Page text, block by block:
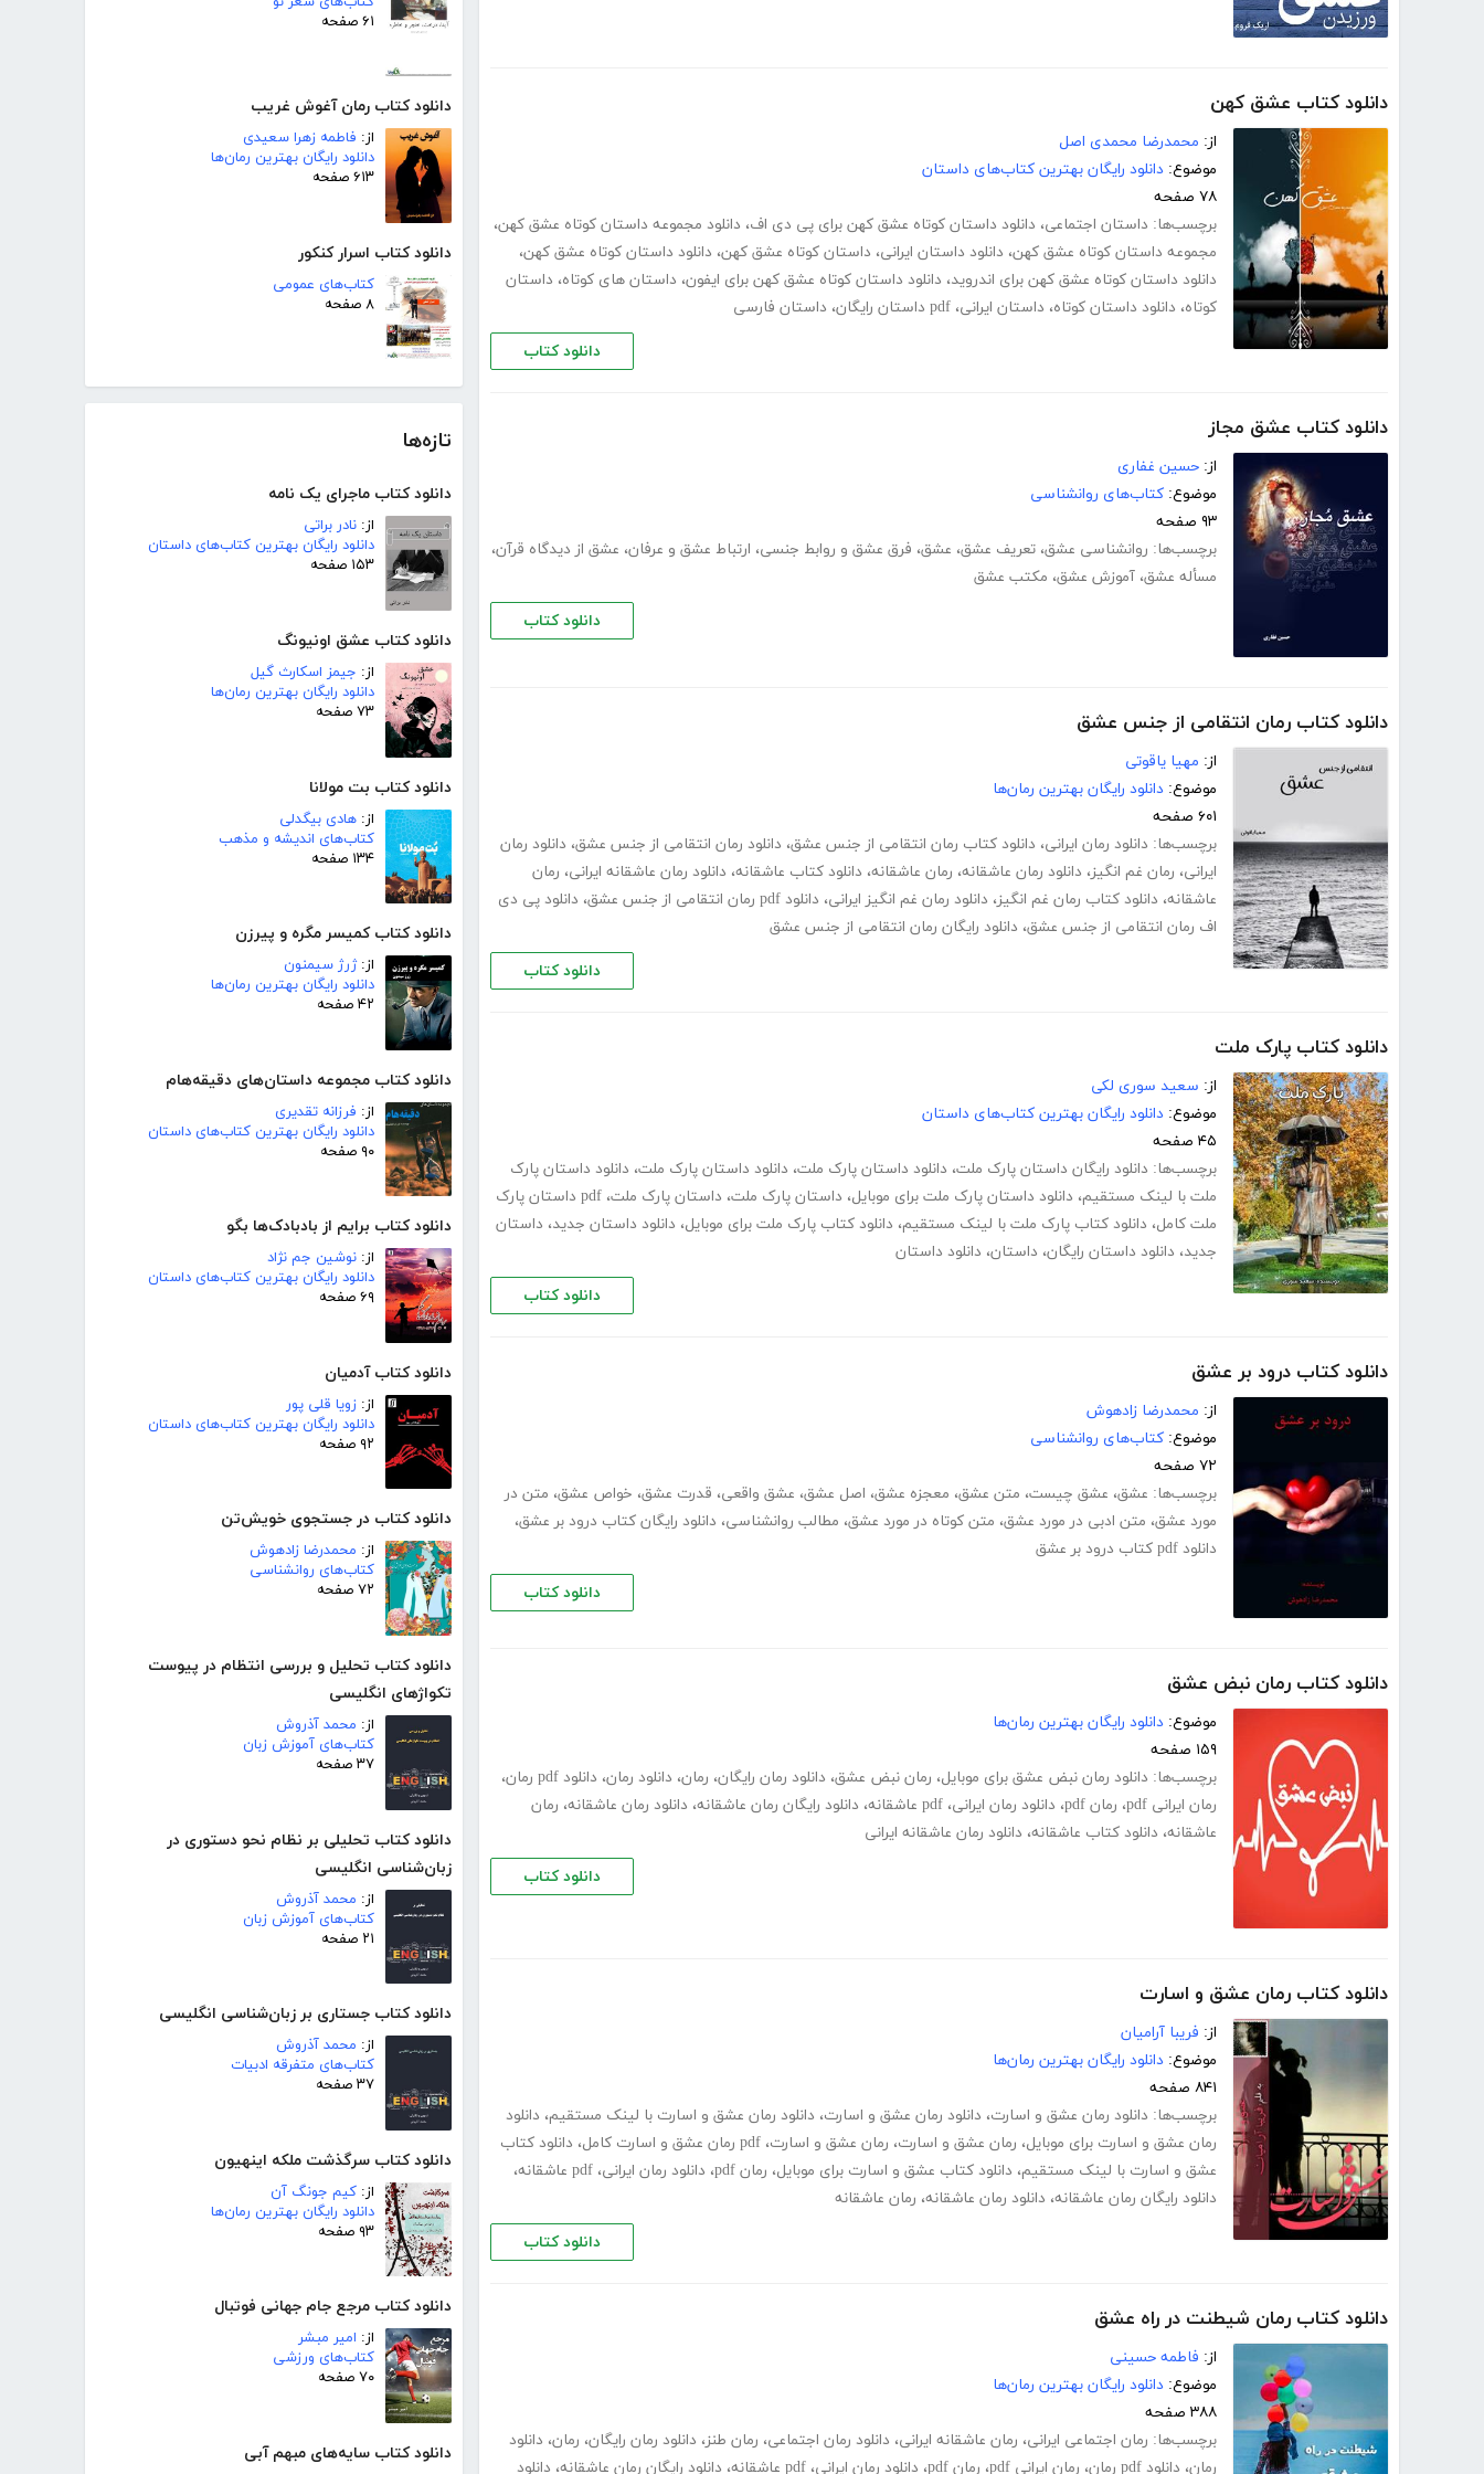
۶۱ صفحه
دانلود کتاب رمان آغوش غریب
از: فاطمه زهرا سعیدی
دانلود رایگان بهترین رمان‌ها
۶۱۳ صفحه
دانلود کتاب اسرار کنکور
کتاب‌های عمومی
۸ صفحه
تازه‌ها
دانلود کتاب ماجرای یک نامه
از: نادر براتی
دانلود رایگان بهترین کتاب‌های داستان
۱۵۳ صفحه
دانلود کتاب عشق اونیونگ
از: جیمز اسکارث گیل
دانلود رایگان بهترین رمان‌ها
۷۳ صفحه
دانلود کتاب بت مولانا
از: هادی بیگدلی
کتاب‌های اندیشه و مذهب
۱۳۴ صفحه
دانلود کتاب کمیسر مگره و پیرزن
از:ژرژ سیمنون
دانلود رایگان بهترین رمان‌ها
۴۲ صفحه
دانلود کتاب مجموعه داستان‌های دقیقه‌هام
از: فرزانه تقدیری
دانلود رایگان بهترین کتاب‌های داستان
۹۰ صفحه
دانلود کتاب برایم از بادبادک‌ها بگو
از: نوشین جم نژاد
دانلود رایگان بهترین کتاب‌های داستان
۶۹ صفحه
دانلود کتاب آدمیان
از: زویا قلی پور
دانلود رایگان بهترین کتاب‌های داستان
۹۲ صفحه
دانلود کتاب در جستجوی خویش‌تن
از: محمدرضا زادهوش
کتاب‌های روانشناسی
۷۲ صفحه
دانلود کتاب تحلیل و بررسی انتظام در پیوست
تکواژهای انگلیسی
از: محمد آذروش
کتاب‌های آموزش زبان
۳۷ صفحه
دانلود کتاب تحلیلی بر نظام نحو دستوری در
زبان‌شناسی انگلیسی
از: محمد آذروش
کتاب‌های آموزش زبان
۲۱ صفحه
دانلود کتاب جستاری بر زبان‌شناسی انگلیسی
از: محمد آذروش
کتاب‌های متفرقه ادبیات
۳۷ صفحه
دانلود کتاب سرگذشت ملکه اینهیون
از: کیم جونگ آن
دانلود رایگان بهترین رمان‌ها
۹۳ صفحه
دانلود کتاب مرجع جام جهانی فوتبال
از: امیر مبشر
کتاب‌های ورزشی
۷۰ صفحه
دانلود کتاب سایه‌های مبهم آبی
دانلود کتاب عشق کهن
از: محمدرضا محمدی اصل
موضوع: دانلود رایگان بهترین کتاب‌های داستان
۷۸ صفحه
برچسب‌ها: داستان اجتماعی، دانلود داستان کوتاه عشق کهن برای پی دی اف، دانلود مجموعه داستان کوتاه عشق کهن،
مجموعه داستان کوتاه عشق کهن، دانلود داستان ایرانی، داستان کوتاه عشق کهن، دانلود داستان کوتاه عشق کهن،
دانلود داستان کوتاه عشق کهن برای اندروید، دانلود داستان کوتاه عشق کهن برای ایفون، داستان های کوتاه، داستان
کوتاه، دانلود داستان کوتاه، داستان ایرانی، pdf داستان رایگان ، داستان فارسی
دانلود کتاب
دانلود کتاب عشق مجاز
از: حسین غفاری
موضوع: کتاب‌های روانشناسی
۹۳ صفحه
برچسب‌ها: روانشناسی عشق، تعریف عشق، عشق، فرق عشق و روابط جنسی، ارتباط عشق و عرفان، عشق از دیدگاه قرآن،
مسأله عشق، آموزش عشق، مکتب عشق
دانلود کتاب
دانلود کتاب رمان انتقامی از جنس عشق
از: مهیا یاقوتی
موضوع: دانلود رایگان بهترین رمان‌ها
۶۰۱ صفحه
برچسب‌ها: دانلود رمان ایرانی، دانلود کتاب رمان انتقامی از جنس عشق، دانلود رمان انتقامی از جنس عشق، دانلود رمان
ایرانی، رمان غم انگیز، دانلود رمان عاشقانه، رمان عاشقانه، دانلود کتاب عاشقانه، دانلود رمان عاشقانه ایرانی، رمان
عاشقانه، دانلود کتاب رمان غم انگیز، دانلود رمان غم انگیز ایرانی، دانلود pdf رمان انتقامی از جنس عشق ، دانلود پی دی
اف رمان انتقامی از جنس عشق، دانلود رایگان رمان انتقامی از جنس عشق
دانلود کتاب
دانلود کتاب پارک ملت
از: سعید سوری لکی
موضوع: دانلود رایگان بهترین کتاب‌های داستان
۴۵ صفحه
برچسب‌ها: دانلود رایگان داستان پارک ملت، دانلود داستان پارک ملت، دانلود داستان پارک ملت، دانلود داستان پارک
ملت با لینک مستقیم، دانلود داستان پارک ملت برای موبایل، داستان پارک ملت، داستان پارک ملت،
pdf داستان پارک
ملت کامل، دانلود کتاب پارک ملت با لینک مستقیم، دانلود کتاب پارک ملت برای موبایل، دانلود داستان جدید، داستان
جدید، دانلود داستان رایگان، داستان، دانلود داستان
دانلود کتاب
دانلود کتاب درود بر عشق
از: محمدرضا زادهوش
موضوع: کتاب‌های روانشناسی
۷۲ صفحه
برچسب‌ها: عشق، عشق چیست، متن عشق، معجزه عشق، اصل عشق، عشق واقعی، قدرت عشق، خواص عشق، متن در
مورد عشق، متن ادبی در مورد عشق، متن کوتاه در مورد عشق، مطالب روانشناسی، دانلود رایگان کتاب درود بر عشق،
دانلود pdf کتاب درود بر عشق
دانلود کتاب
دانلود کتاب رمان نبض عشق
موضوع: دانلود رایگان بهترین رمان‌ها
۱۵۹ صفحه
برچسب‌ها: دانلود رمان نبض عشق برای موبایل، رمان نبض عشق، دانلود رمان رایگان، رمان، دانلود رمان، دانلود pdf رمان
،
رمان ایرانی pdf
، رمان pdf ، دانلود رمان ایرانی، pdf عاشقانه ، دانلود رایگان رمان عاشقانه، دانلود رمان عاشقانه، رمان
عاشقانه، دانلود کتاب عاشقانه، دانلود رمان عاشقانه ایرانی
دانلود کتاب
دانلود کتاب رمان عشق و اسارت
از: فریبا آرامیان
موضوع: دانلود رایگان بهترین رمان‌ها
۸۴۱ صفحه
برچسب‌ها: دانلود رمان عشق و اسارت، دانلود رمان عشق و اسارت، دانلود رمان عشق و اسارت با لینک مستقیم، دانلود
رمان عشق و اسارت برای موبایل، رمان عشق و اسارت، رمان عشق و اسارت، pdf رمان عشق و اسارت کامل ، دانلود کتاب
عشق و اسارت با لینک مستقیم، دانلود کتاب عشق و اسارت برای موبایل، رمان pdf ، دانلود رمان ایرانی، pdf عاشقانه
،
دانلود رایگان رمان عاشقانه، دانلود رمان عاشقانه، رمان عاشقانه
دانلود کتاب
دانلود کتاب رمان شیطنت در راه عشق
از: فاطمه حسینی
موضوع: دانلود رایگان بهترین رمان‌ها
۳۸۸ صفحه
برچسب‌ها: رمان اجتماعی ایرانی، رمان عاشقانه ایرانی، دانلود رمان اجتماعی، رمان طنز، دانلود رمان رایگان، رمان، دانلود
رمان، دانلود pdf رمان ، رمان ایرانی pdf ، رمان pdf ، دانلود رمان ایرانی، pdf عاشقانه ، دانلود رایگان رمان عاشقانه، دانلود